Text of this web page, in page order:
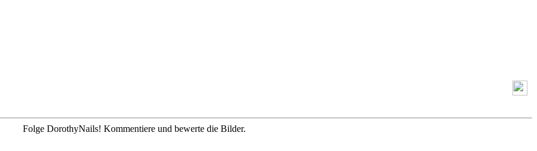
Folge DorothyNails! Kommentiere und bewerte die Bilder.